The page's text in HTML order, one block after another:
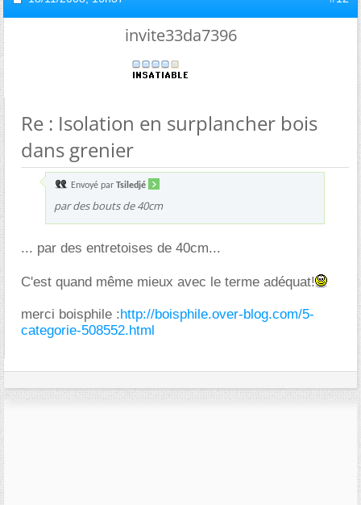
invite33da7396
Re : Isolation en surplancher bois
dans grenier
Envoyé par Tsiledjé
par des bouts de 40cm
... par des entretoises de 40cm...
C'est quand même mieux avec le terme adéquat!
merci boisphile :http://boisphile.over-blog.com/5-
categorie-508552.html